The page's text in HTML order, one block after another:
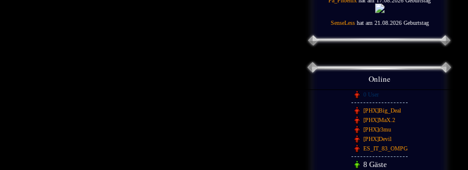
SenseLesshat am 21.08.2026 Geburtstag
Online
0 User
[PHX]Big_Deal
[PHX]MaX.2
[PHX]r3mu
[PHX]Devil
ES_IT_83_OMPG
8 Gäste